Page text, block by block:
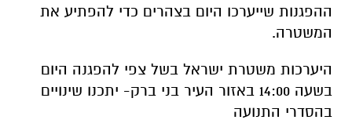
ההפגנות שייערכו היום בצהרים כדי להפתיע את
המשטרה.
היערכות משטרת ישראל בשל צפי להפגנה היום
בשעה 14:00 באזור העיר בני ברק- יתכנו שינויים
בהסדרי התנועה